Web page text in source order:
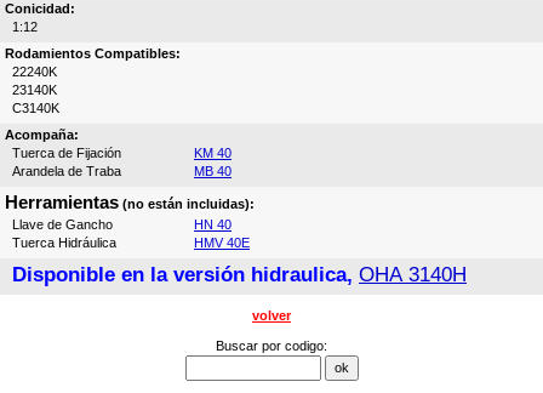
Conicidad:
1:12
Rodamientos Compatibles:
22240K
23140K
C3140K
Acompaña:
Tuerca de Fijación
KM 40
Arandela de Traba
MB 40
Herramientas (no están incluidas):
Llave de Gancho
HN 40
Tuerca Hidráulica
HMV 40E
Disponible en la versión hidraulica, OHA 3140H
volver
Buscar por codigo: